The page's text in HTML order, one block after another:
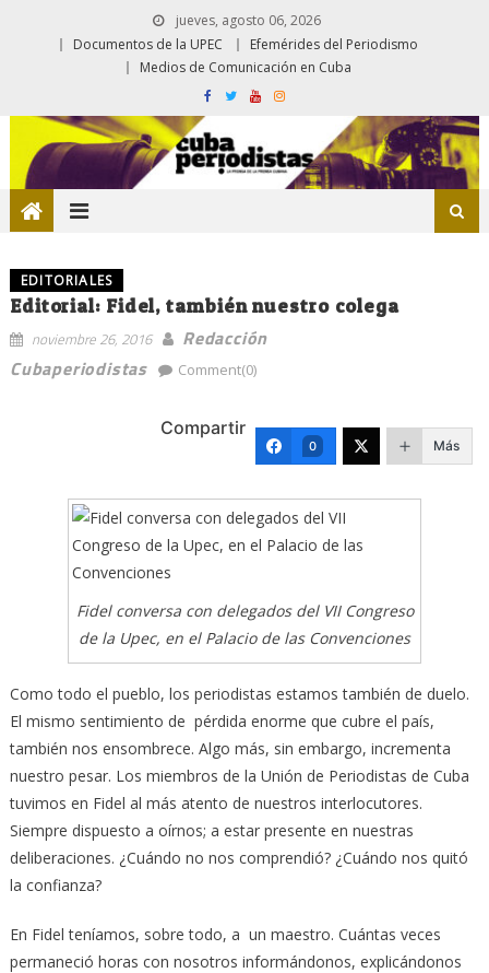
jueves, agosto 06, 2026
Documentos de la UPEC
Efemérides del Periodismo
Medios de Comunicación en Cuba
EDITORIALES
Editorial: Fidel, también nuestro colega
noviembre 26, 2016
Redacción
Cubaperiodistas
Comment(0)
Compartir
0 Más
Fidel conversa con delegados del VII Congreso
de la Upec, en el Palacio de las Convenciones
Como todo el pueblo, los periodistas estamos también de duelo.
El mismo sentimiento de pérdida enorme que cubre el país,
también nos ensombrece. Algo más, sin embargo, incrementa
nuestro pesar. Los miembros de la Unión de Periodistas de Cuba
tuvimos en Fidel al más atento de nuestros interlocutores.
Siempre dispuesto a oírnos; a estar presente en nuestras
deliberaciones. ¿Cuándo no nos comprendió? ¿Cuándo nos quitó
la confianza?
En Fidel teníamos, sobre todo, a un maestro. Cuántas veces
permaneció horas con nosotros informándonos, explicándonos